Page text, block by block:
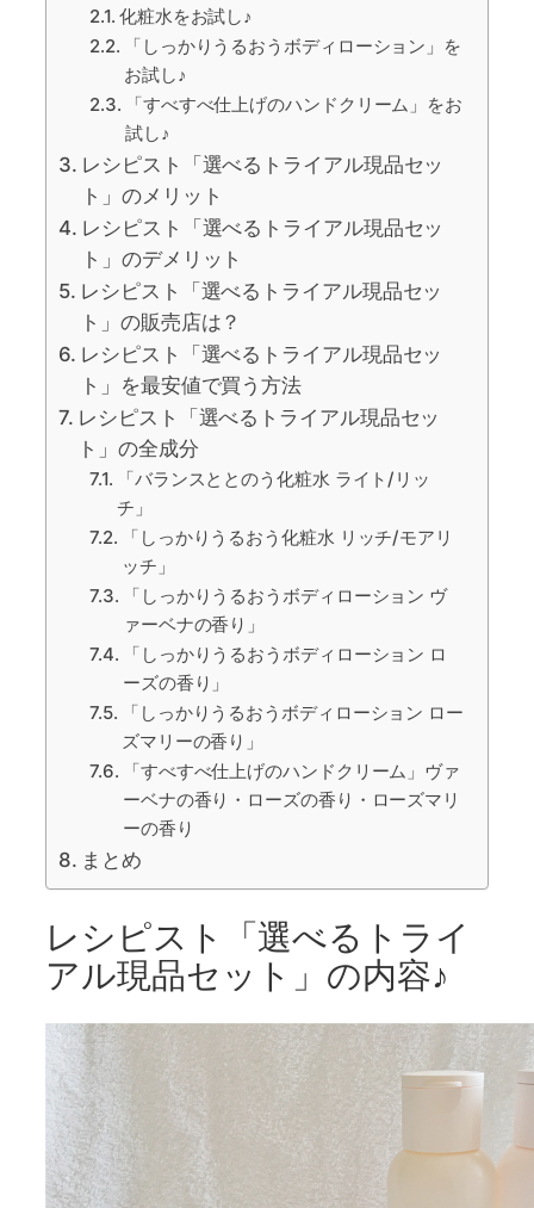
化粧水をお試し♪
「しっかりうるおうボディローション」を
お試し♪
「すべすべ仕上げのハンドクリーム」をお
試し♪
レシピスト「選べるトライアル現品セッ
ト」のメリット
レシピスト「選べるトライアル現品セッ
ト」のデメリット
レシピスト「選べるトライアル現品セッ
ト」の販売店は？
レシピスト「選べるトライアル現品セッ
ト」を最安値で買う方法
レシピスト「選べるトライアル現品セッ
ト」の全成分
「バランスととのう化粧水 ライト/リッ
チ」
「しっかりうるおう化粧水 リッチ/モアリ
ッチ」
「しっかりうるおうボディローション ヴ
ァーベナの香り」
「しっかりうるおうボディローション ロ
ーズの香り」
「しっかりうるおうボディローション ロー
ズマリーの香り」
「すべすべ仕上げのハンドクリーム」ヴァ
ーベナの香り・ローズの香り・ローズマリ
ーの香り
まとめ
レシピスト「選べるトライ
アル現品セット」の内容♪